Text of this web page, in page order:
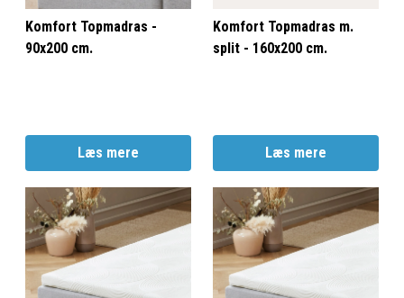
Komfort Topmadras -
90x200 cm.
Læs mere
Komfort Topmadras m.
split - 160x200 cm.
Læs mere